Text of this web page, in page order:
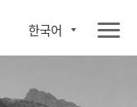
한국어